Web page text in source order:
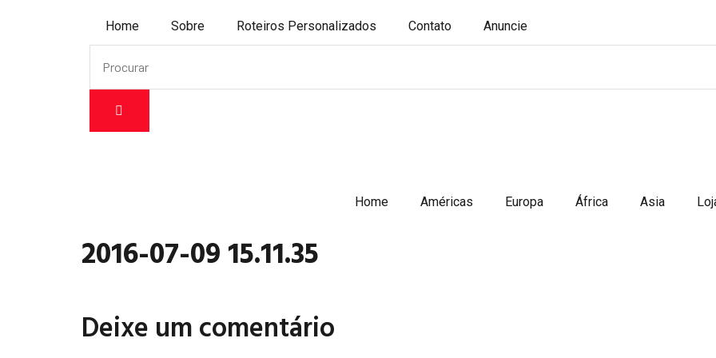
Home Sobre Roteiros Personalizados Contato Anuncie
Home Américas Europa África Asia
2016-07-09 15.11.35
Deixe um comentário